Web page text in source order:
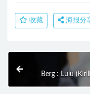
收藏 海报分
Berg : Lulu